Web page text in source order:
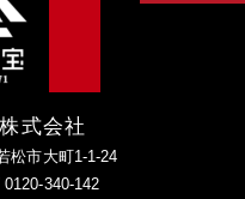
式会社
松市大町1-1-24
340-142